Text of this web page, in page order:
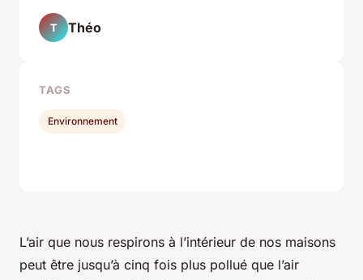
L’air que nous respirons à l’intérieur de nos maisons
peut être jusqu’à cinq fois plus pollué que l’air
T Théo
TAGS
Environnement